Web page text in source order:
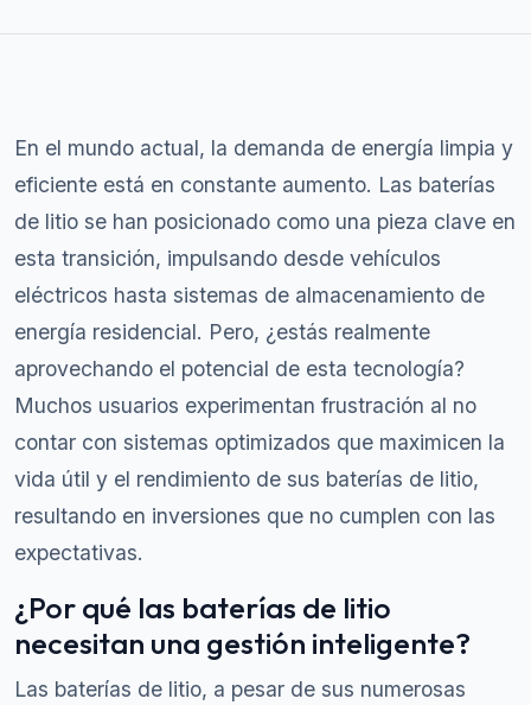
En el mundo actual, la demanda de energía limpia y
eficiente está en constante aumento. Las baterías
de litio se han posicionado como una pieza clave en
esta transición, impulsando desde vehículos
eléctricos hasta sistemas de almacenamiento de
energía residencial. Pero, ¿estás realmente
aprovechando el potencial de esta tecnología?
Muchos usuarios experimentan frustración al no
contar con sistemas optimizados que maximicen la
vida útil y el rendimiento de sus baterías de litio,
resultando en inversiones que no cumplen con las
expectativas.
¿Por qué las baterías de litio
necesitan una gestión inteligente?
Las baterías de litio, a pesar de sus numerosas